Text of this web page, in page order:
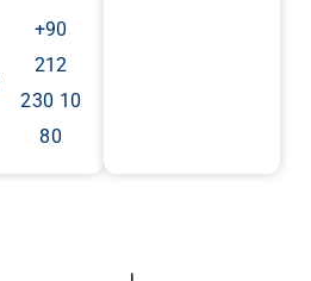
+90
212
230 10
80